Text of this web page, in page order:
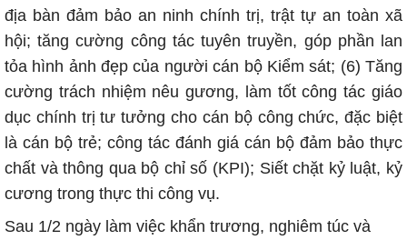
địa bàn đảm bảo an ninh chính trị, trật tự an toàn xã
hội; tăng cường công tác tuyên truyền, góp phần lan
tỏa hình ảnh đẹp của người cán bộ Kiểm sát; (6) Tăng
cường trách nhiệm nêu gương, làm tốt công tác giáo
dục chính trị tư tưởng cho cán bộ công chức, đặc biệt
là cán bộ trẻ; công tác đánh giá cán bộ đảm bảo thực
chất và thông qua bộ chỉ số (KPI); Siết chặt kỷ luật, kỷ
cương trong thực thi công vụ.
Sau 1/2 ngày làm việc khẩn trương, nghiêm túc và